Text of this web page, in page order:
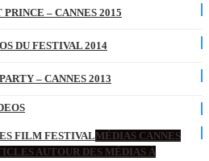
– CANNES 2015
DU FESTIVAL 2014
– CANNES 2013
FILM FESTIVALMÉDIAS CANNES
AUTOUR DES MÉDIAS À